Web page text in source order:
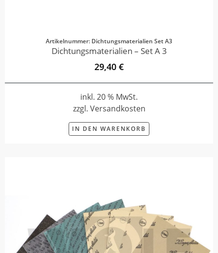
Artikelnummer: Dichtungsmaterialien Set A3
Dichtungsmaterialien – Set A 3
29,40 €
inkl. 20 % MwSt.
zzgl. Versandkosten
IN DEN WARENKORB